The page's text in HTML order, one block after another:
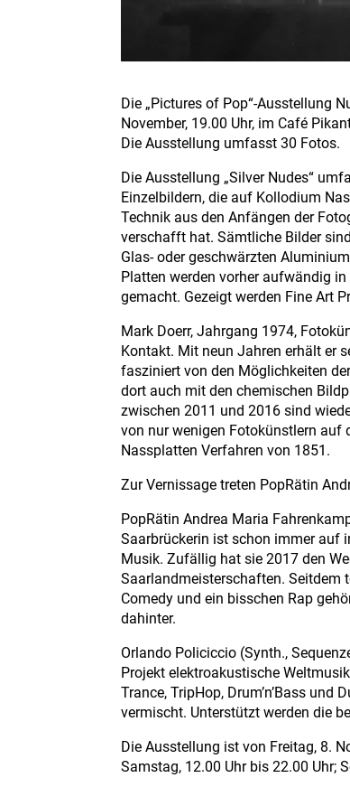
Die „Pictures of Pop“-Ausstellung
November, 19.00 Uhr, im Café
Die Ausstellung umfasst 30 Fotos.
Die Ausstellung „Silver Nudes“
Einzelbildern, die auf Kollodium
Technik aus den Anfängen der
verschafft hat. Sämtliche Bilder
Glas- oder geschwärzten
Platten werden vorher aufwändig
gemacht. Gezeigt werden Fine Art
Mark Doerr, Jahrgang 1974,
Kontakt. Mit neun Jahren erhält er
fasziniert von den Möglichkeiten
dort auch mit den chemischen
zwischen 2011 und 2016 sind
von nur wenigen Fotokünstlern auf
Nassplatten Verfahren von 1851.
Zur Vernissage treten PopRätin
PopRätin Andrea Maria
Saarbrückerin ist schon immer auf
Musik. Zufällig hat sie 2017 den
Saarlandmeisterschaften. Seitdem
Comedy und ein bisschen Rap
dahinter.
Orlando Policiccio (Synth.,
Projekt elektroakustische
Trance, TripHop, Drum’n’Bass
vermischt. Unterstützt werden die
Die Ausstellung ist von Freitag, 8.
Samstag, 12.00 Uhr bis 22.00 Uhr;